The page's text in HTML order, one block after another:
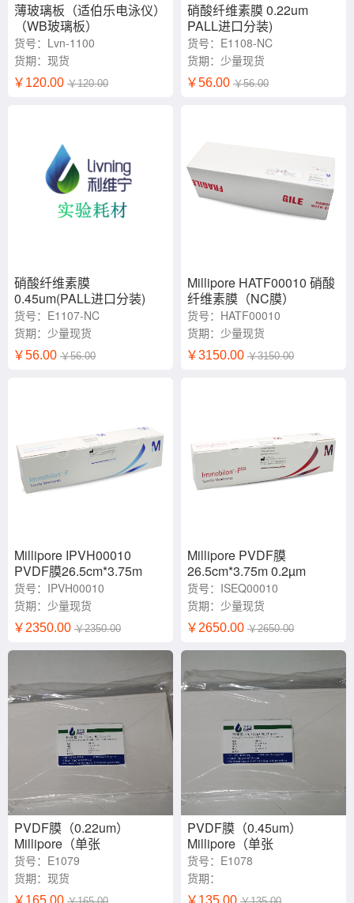
薄玻璃板（适伯乐电泳仪）
（WB玻璃板）
货号：Lvn-1100
货期：现货
￥120.00 ￥120.00
硝酸纤维素膜 0.22um
PALL进口分装)
15cm*20cm
货号：E1108-NC
货期：少量现货
￥56.00 ￥56.00
硝酸纤维素膜
0.45um(PALL进口分装)
15cm*20cm
货号：E1107-NC
货期：少量现货
￥56.00 ￥56.00
Millipore HATF00010 硝酸
纤维素膜（NC膜）
33cm*3m 0.45µm
货号：HATF00010
货期：少量现货
￥3150.00 ￥3150.00
Millipore IPVH00010
PVDF膜26.5cm*3.75m
0.45µm
货号：IPVH00010
货期：少量现货
￥2350.00 ￥2350.00
Millipore PVDF膜
26.5cm*3.75m 0.2µm
货号：ISEQ00010
货期：少量现货
￥2650.00 ￥2650.00
PVDF膜（0.22um）
Millipore（单张
13.25*15cm）
货号：E1079
货期：现货
￥165.00
PVDF膜（0.45um）
Millipore（单张
13.25*15cm）
货号：E1078
货期：
￥135.00